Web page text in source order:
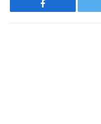
Facebook